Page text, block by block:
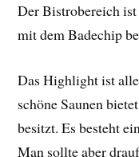
Der Bistrobereich
mit dem Badechip
Das Highlight ist
schöne Saunen
besitzt. Es besteht
Man sollte aber